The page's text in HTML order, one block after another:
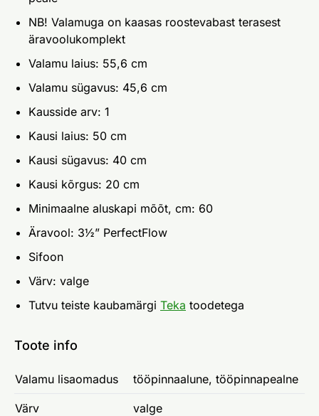
NB! Valamuga on kaasas roostevabast terasest
äravoolukomplekt
Valamu laius: 55,6 cm
Valamu sügavus: 45,6 cm
Kausside arv: 1
Kausi laius: 50 cm
Kausi sügavus: 40 cm
Kausi kõrgus: 20 cm
Minimaalne aluskapi mõõt, cm: 60
Äravool: 3½” PerfectFlow
Sifoon
Värv: valge
Tutvu teiste kaubamärgi Teka toodetega
Toote info
Valamu lisaomadus tööpinnaalune, tööpinnapealne
Värv valge